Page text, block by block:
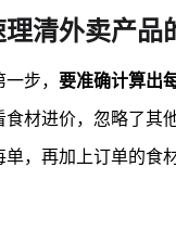
清外卖产品
步， 要准确计算出
食材进价，忽略了其
单，再加上订单的食